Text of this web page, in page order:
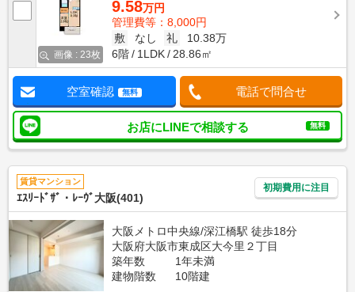
画像 : 23枚
9.58万円
管理費等：8,000円
敷
なし 礼
10.38万
6階
1LDK 28.86㎡
空室確認 無料 電話で問合せ
お店にLINEで相談する 無料
賃貸マンション
ｴｽﾘｰﾄﾞｻﾞ・ﾚｰｳﾞ大阪(401)
初期費用に注目
大阪メトロ中央線/深江橋駅 徒歩18分
大阪府大阪市東成区大今里２丁目
築年数
1年未満
建物階数
10階建